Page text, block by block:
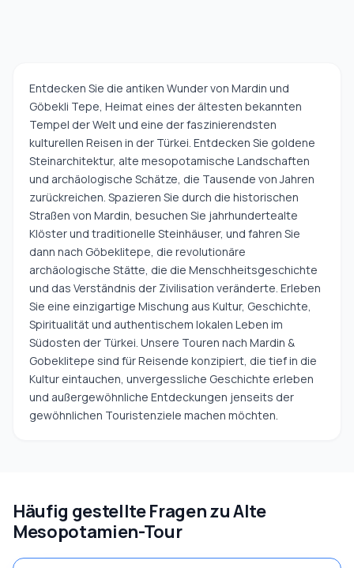
Entdecken Sie die antiken Wunder von Mardin und
Göbekli Tepe, Heimat eines der ältesten bekannten
Tempel der Welt und eine der faszinierendsten
kulturellen Reisen in der Türkei. Entdecken Sie goldene
Steinarchitektur, alte mesopotamische Landschaften
und archäologische Schätze, die Tausende von Jahren
zurückreichen. Spazieren Sie durch die historischen
Straßen von Mardin, besuchen Sie jahrhundertealte
Klöster und traditionelle Steinhäuser, und fahren Sie
dann nach Göbeklitepe, die revolutionäre
archäologische Stätte, die die Menschheitsgeschichte
und das Verständnis der Zivilisation veränderte. Erleben
Sie eine einzigartige Mischung aus Kultur, Geschichte,
Spiritualität und authentischem lokalen Leben im
Südosten der Türkei. Unsere Touren nach Mardin &
Gobeklitepe sind für Reisende konzipiert, die tief in die
Kultur eintauchen, unvergessliche Geschichte erleben
und außergewöhnliche Entdeckungen jenseits der
gewöhnlichen Touristenziele machen möchten.
Häufig gestellte Fragen zu Alte
Mesopotamien-Tour